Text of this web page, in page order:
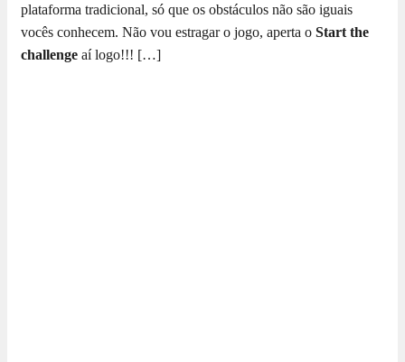
plataforma tradicional, só que os obstáculos não são iguais
vocês conhecem. Não vou estragar o jogo, aperta o Start the
challenge aí logo!!! […]